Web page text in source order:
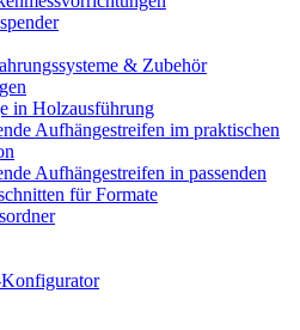
& Zubehör
in Holzausführung
Aufhängestreifen im praktischen
Aufhängestreifen in passenden
für Formate